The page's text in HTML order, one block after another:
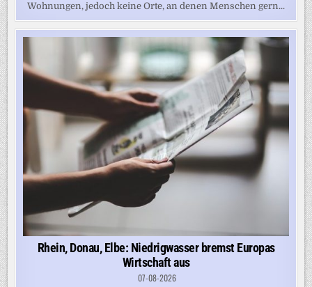
Wohnungen, jedoch keine Orte, an denen Menschen gern...
Rhein, Donau, Elbe: Niedrigwasser bremst Europas
Wirtschaft aus
07-08-2026